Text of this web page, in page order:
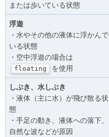
または歩いている状態
浮遊
・水やその他の液体に浮かんで
いる状態
・空中浮遊の場合は
floating を使用
しぶき、水しぶき
・液体（主に水）が飛び散る状
態
・手足の動き、液体への落下、
自然な波などが原因